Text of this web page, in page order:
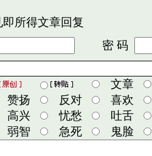
即所得文章回复
密 码
文章
赞扬 反对
喜欢
高兴 忧愁
吐舌
弱智 急死 鬼脸